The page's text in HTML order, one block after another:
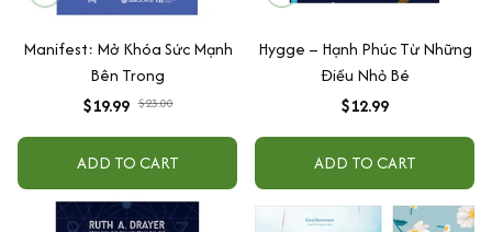
Manifest: Mở Khóa Sức Mạnh
Bên Trong
$19.99 $23.00
ADD TO CART
Hygge – Hạnh Phúc Từ Những
Điều Nhỏ Bé
$12.99
ADD TO CART